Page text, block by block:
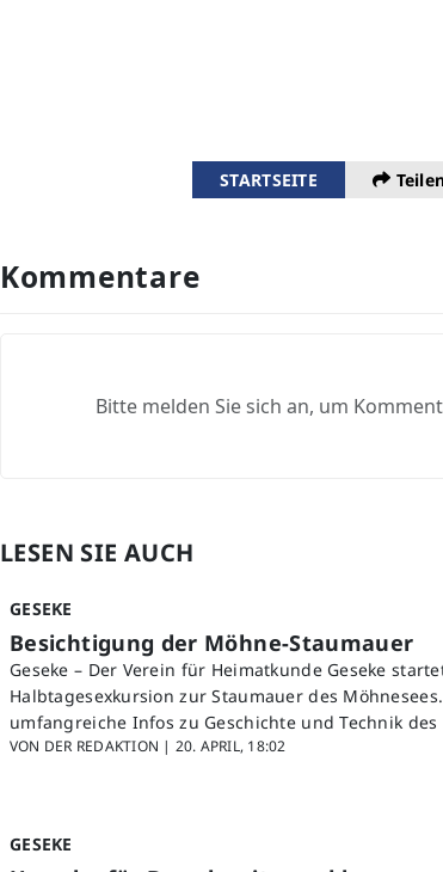
STARTSEITE
Kommentare
Bitte melden Sie sich an, um
LESEN SIE AUCH
GESEKE
Besichtigung der Möhne-Staumauer
Geseke – Der Verein für Heimatkunde Geseke
Halbtagesexkursion zur Staumauer des
umfangreiche Infos zu Geschichte und Technik
VON DER REDAKTION | 20. APRIL, 18:02
GESEKE